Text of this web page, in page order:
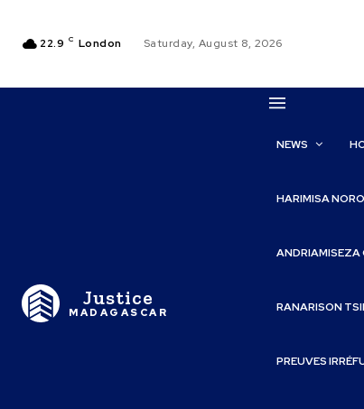
22.9 C London Saturday, August 8, 2026
Justice
MADAGASCAR
NEWS
HARIMISA NORO
ANDRIAMISEZA
RANARISON
PREUVES